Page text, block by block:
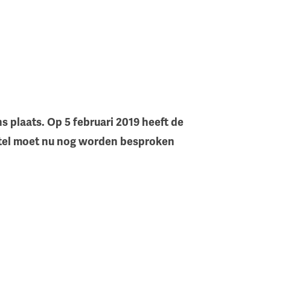
plaats. Op 5 februari 2019 heeft de
moet nu nog worden besproken